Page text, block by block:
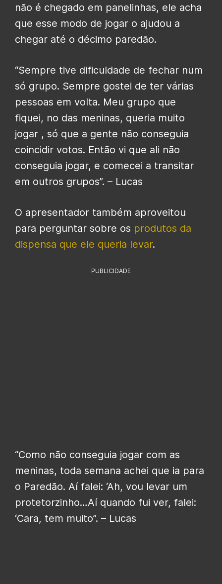
não é chegado em panelinhas, ele acha
que esse modo de jogar o ajudou a
chegar até o décimo paredão.
“Sempre tive dificuldade de fechar num
só grupo. Sempre gostei de ter várias
pessoas em volta. Meu grupo que
fiquei, no das meninas, queria muito
jogar , só que a gente não conseguia
coincidir votos. Então vi que ali não
conseguia jogar, e comecei a transitar
em outros grupos”. – Lucas
O apresentador também aproveitou
para perguntar sobre os produtos da
dispensa que ele queria levar.
PUBLICIDADE
“Como não conseguia jogar com as
meninas, toda semana achei que ia para
o Paredão. Aí falei: ‘Ah, vou levar um
protetorzinho…Aí quando fui ver, falei:
‘Cara, tem muito”. – Lucas